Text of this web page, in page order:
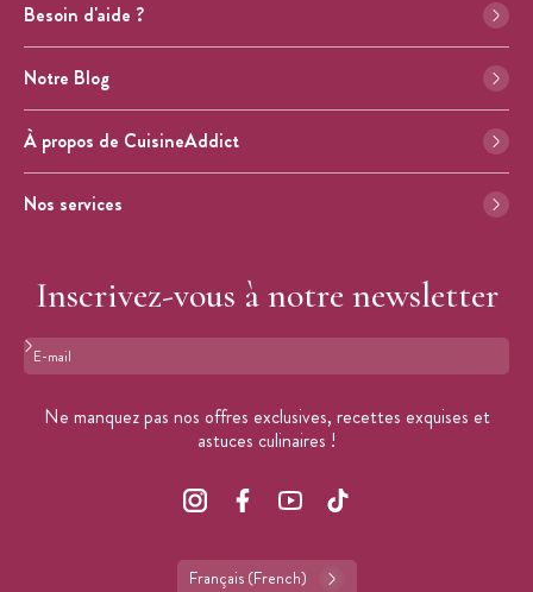
Besoin d'aide ?
Notre Blog
À propos de CuisineAddict
Nos services
Inscrivez-vous à notre newsletter
Format : adresse@email.com
Ne manquez pas nos offres exclusives, recettes exquises et
astuces culinaires !
Français (French)